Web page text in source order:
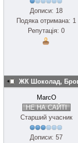
Дописи: 18
Подяка отримана: 1
Репутація: 0
ЖК Шоколад,
MarcO
НЕ НА САЙТІ
Старший учасник
Дописи: 57